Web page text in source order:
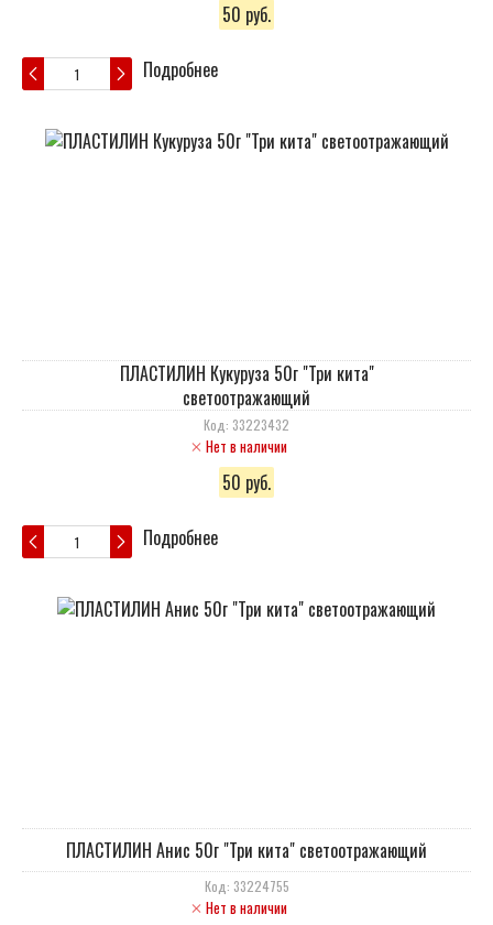
50 руб.
Подробнее
ПЛАСТИЛИН Кукуруза 50г "Три кита"
светоотражающий
Код: 33223432
Нет в наличии
50 руб.
Подробнее
ПЛАСТИЛИН Анис 50г "Три кита" светоотражающий
Код: 33224755
Нет в наличии